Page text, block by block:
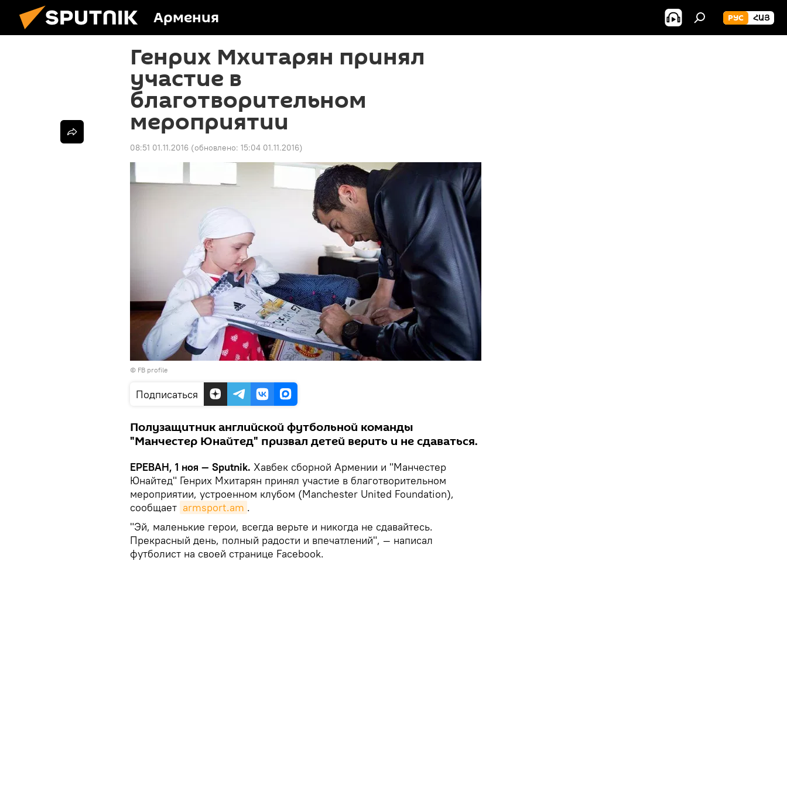
Армения РУС ՀԱՅ
Генрих Мхитарян принял
участие в
благотворительном
мероприятии
08:51 01.11.2016 (обновлено: 15:04 01.11.2016)
© FB profile
Подписаться
Полузащитник английской футбольной команды
"Манчестер Юнайтед" призвал детей верить и не сдаваться.
ЕРЕВАН, 1 ноя — Sputnik. Хавбек сборной Армении и "Манчестер
Юнайтед" Генрих Мхитарян принял участие в благотворительном
мероприятии, устроенном клубом (Manchester United Foundation),
сообщает armsport.am .
"Эй, маленькие герои, всегда верьте и никогда не сдавайтесь.
Прекрасный день, полный радости и впечатлений", — написал
футболист на своей странице Facebook.